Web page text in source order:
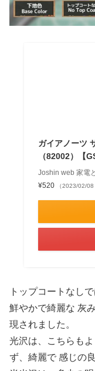
ガイアノーツ
（82002）【
Joshin web 家電
¥520
（2023/02/
トップコートなし
鮮やかで綺麗な 灰
現されました。
光沢は、こちらも
ず、綺麗で 感じの